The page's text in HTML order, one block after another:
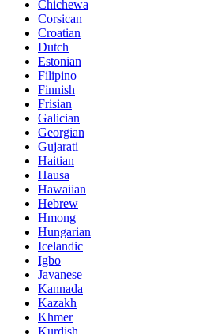
Chichewa
Corsican
Croatian
Dutch
Estonian
Filipino
Finnish
Frisian
Galician
Georgian
Gujarati
Haitian
Hausa
Hawaiian
Hebrew
Hmong
Hungarian
Icelandic
Igbo
Javanese
Kannada
Kazakh
Khmer